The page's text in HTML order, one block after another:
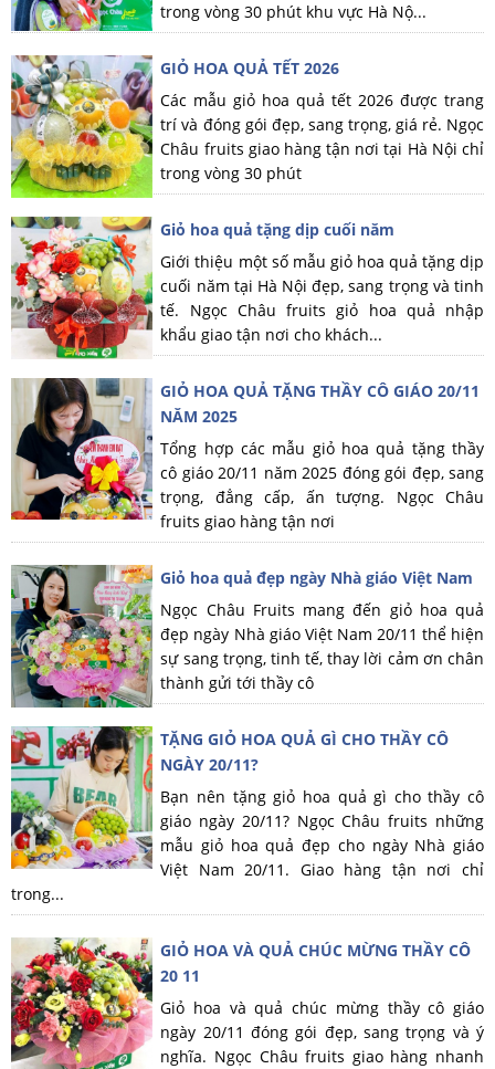
trong vòng 30 phút khu vực Hà Nộ...
GIỎ HOA QUẢ TẾT 2026
Các mẫu giỏ hoa quả tết 2026 được trang
trí và đóng gói đẹp, sang trọng, giá rẻ. Ngọc
Châu fruits giao hàng tận nơi tại Hà Nội chỉ
trong vòng 30 phút
Giỏ hoa quả tặng dịp cuối năm
Giới thiệu một số mẫu giỏ hoa quả tặng dịp
cuối năm tại Hà Nội đẹp, sang trọng và tinh
tế. Ngọc Châu fruits giỏ hoa quả nhập
khẩu giao tận nơi cho khách...
GIỎ HOA QUẢ TẶNG THẦY CÔ GIÁO 20/11
NĂM 2025
Tổng hợp các mẫu giỏ hoa quả tặng thầy
cô giáo 20/11 năm 2025 đóng gói đẹp, sang
trọng, đẳng cấp, ấn tượng. Ngọc Châu
fruits giao hàng tận nơi
Giỏ hoa quả đẹp ngày Nhà giáo Việt Nam
Ngọc Châu Fruits mang đến giỏ hoa quả
đẹp ngày Nhà giáo Việt Nam 20/11 thể hiện
sự sang trọng, tinh tế, thay lời cảm ơn chân
thành gửi tới thầy cô
TẶNG GIỎ HOA QUẢ GÌ CHO THẦY CÔ
NGÀY 20/11?
Bạn nên tặng giỏ hoa quả gì cho thầy cô
giáo ngày 20/11? Ngọc Châu fruits những
mẫu giỏ hoa quả đẹp cho ngày Nhà giáo
Việt Nam 20/11. Giao hàng tận nơi chỉ
trong...
GIỎ HOA VÀ QUẢ CHÚC MỪNG THẦY CÔ
20 11
Giỏ hoa và quả chúc mừng thầy cô giáo
ngày 20/11 đóng gói đẹp, sang trọng và ý
nghĩa. Ngọc Châu fruits giao hàng nhanh